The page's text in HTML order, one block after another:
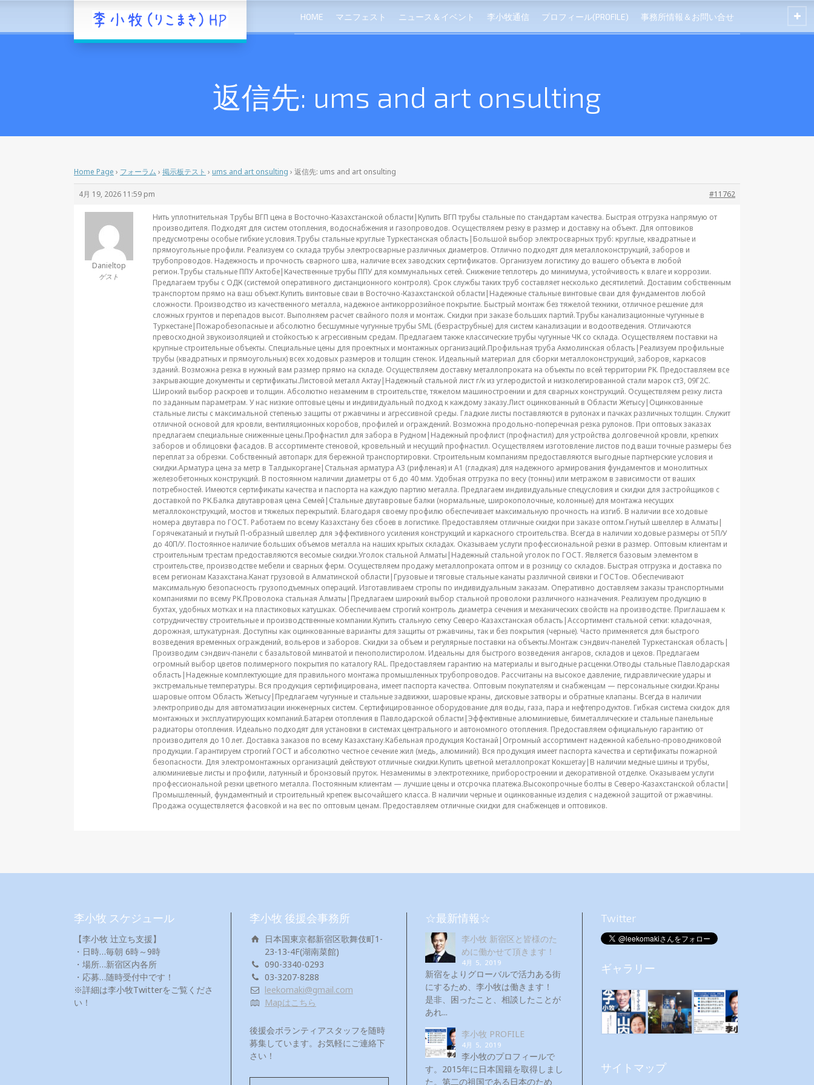
HOME マニフェスト ニュース＆イベント 李小牧通信 プロフィール(PROFILE) 事務所情報＆お問い合せ
返信先: ums and art onsulting
Home Page › フォーラム › 掲示板テスト › ums and art onsulting › 返信先: ums and art onsulting
4月 19, 2026 11:59 pm #11762
Danieltop
ゲスト
Нить уплотнительная Трубы ВГП цена в Восточно-Казахстанской области|Купить ВГП трубы стальные по стандартам качества. Быстрая отгрузка напрямую от
производителя. Подходят для систем отопления, водоснабжения и газопроводов. Осуществляем резку в размер и доставку на объект. Для оптовиков
предусмотрены особые гибкие условия.Трубы стальные круглые Туркестанская область|Большой выбор электросварных труб: круглые, квадратные и
прямоугольные профили. Реализуем со склада трубы электросварные различных диаметров. Отлично подходят для металлоконструкций, заборов и
трубопроводов. Надежность и прочность сварного шва, наличие всех заводских сертификатов. Организуем логистику до вашего объекта в любой
регион.Трубы стальные ППУ Актобе|Качественные трубы ППУ для коммунальных сетей. Снижение теплотерь до минимума, устойчивость к влаге и коррозии.
Предлагаем трубы с ОДК (системой оперативного дистанционного контроля). Срок службы таких труб составляет несколько десятилетий. Доставим собственным
транспортом прямо на ваш объект.Купить винтовые сваи в Восточно-Казахстанской области|Надежные стальные винтовые сваи для фундаментов любой
сложности. Производство из качественного металла, надежное антикоррозийное покрытие. Быстрый монтаж без тяжелой техники, отличное решение для
сложных грунтов и перепадов высот. Выполняем расчет свайного поля и монтаж. Скидки при заказе больших партий.Трубы канализационные чугунные в
Туркестане|Пожаробезопасные и абсолютно бесшумные чугунные трубы SML (безраструбные) для систем канализации и водоотведения. Отличаются
превосходной звукоизоляцией и стойкостью к агрессивным средам. Предлагаем также классические трубы чугунные ЧК со склада. Осуществляем поставки на
крупные строительные объекты. Специальные цены для проектных и монтажных организаций.Профильная труба Акмолинская область|Реализуем профильные
трубы (квадратных и прямоугольных) всех ходовых размеров и толщин стенок. Идеальный материал для сборки металлоконструкций, заборов, каркасов
зданий. Возможна резка в нужный вам размер прямо на складе. Осуществляем доставку металлопроката на объекты по всей территории РК. Предоставляем все
закрывающие документы и сертификаты.Листовой металл Актау|Надежный стальной лист г/к из углеродистой и низколегированной стали марок ст3, 09Г2С.
Широкий выбор раскроев и толщин. Абсолютно незаменим в строительстве, тяжелом машиностроении и для сварных конструкций. Осуществляем резку листа
по заданным параметрам. У нас низкие оптовые цены и индивидуальный подход к каждому заказу.Лист оцинкованный в Области Жетысу|Оцинкованные
стальные листы с максимальной степенью защиты от ржавчины и агрессивной среды. Гладкие листы поставляются в рулонах и пачках различных толщин. Служит
отличной основой для кровли, вентиляционных коробов, профилей и ограждений. Возможна продольно-поперечная резка рулонов. При оптовых заказах
предлагаем специальные сниженные цены.Профнастил для забора в Рудном|Надежный профлист (профнастил) для устройства долговечной кровли, крепких
заборов и облицовки фасадов. В ассортименте стеновой, кровельный и несущий профнастил. Осуществляем изготовление листов под ваши точные размеры без
переплат за обрезки. Собственный автопарк для бережной транспортировки. Строительным компаниям предоставляются выгодные партнерские условия и
скидки.Арматура цена за метр в Талдыкоргане|Стальная арматура А3 (рифленая) и А1 (гладкая) для надежного армирования фундаментов и монолитных
железобетонных конструкций. В постоянном наличии диаметры от 6 до 40 мм. Удобная отгрузка по весу (тонны) или метражом в зависимости от ваших
потребностей. Имеются сертификаты качества и паспорта на каждую партию металла. Предлагаем индивидуальные спецусловия и скидки для застройщиков с
доставкой по РК.Балка двутавровая цена Семей|Стальные двутавровые балки (нормальные, широкополочные, колонные) для монтажа несущих
металлоконструкций, мостов и тяжелых перекрытий. Благодаря своему профилю обеспечивает максимальную прочность на изгиб. В наличии все ходовые
номера двутавра по ГОСТ. Работаем по всему Казахстану без сбоев в логистике. Предоставляем отличные скидки при заказе оптом.Гнутый швеллер в Алматы|
Горячекатаный и гнутый П-образный швеллер для эффективного усиления конструкций и каркасного строительства. Всегда в наличии ходовые размеры от 5П/У
до 40П/У. Постоянное наличие больших объемов металла на наших крытых складах. Оказываем услуги профессиональной резки в размер. Оптовым клиентам и
строительным трестам предоставляются весомые скидки.Уголок стальной Алматы|Надежный стальной уголок по ГОСТ. Является базовым элементом в
строительстве, производстве мебели и сварных ферм. Осуществляем продажу металлопроката оптом и в розницу со складов. Быстрая отгрузка и доставка по
всем регионам Казахстана.Канат грузовой в Алматинской области|Грузовые и тяговые стальные канаты различной свивки и ГОСТов. Обеспечивают
максимальную безопасность грузоподъемных операций. Изготавливаем стропы по индивидуальным заказам. Оперативно доставляем заказы транспортными
компаниями по всему РК.Проволока стальная Алматы|Предлагаем широкий выбор стальной проволоки различного назначения. Реализуем продукцию в
бухтах, удобных мотках и на пластиковых катушках. Обеспечиваем строгий контроль диаметра сечения и механических свойств на производстве. Приглашаем к
сотрудничеству строительные и производственные компании.Купить стальную сетку Северо-Казахстанская область|Ассортимент стальной сетки: кладочная,
дорожная, штукатурная. Доступны как оцинкованные варианты для защиты от ржавчины, так и без покрытия (черные). Часто применяется для быстрого
возведения временных ограждений, вольеров и заборов. Скидки за объем и регулярные поставки на объекты.Монтаж сэндвич-панелей Туркестанская область|
Производим сэндвич-панели с базальтовой минватой и пенополистиролом. Идеальны для быстрого возведения ангаров, складов и цехов. Предлагаем
огромный выбор цветов полимерного покрытия по каталогу RAL. Предоставляем гарантию на материалы и выгодные расценки.Отводы стальные Павлодарская
область|Надежные комплектующие для правильного монтажа промышленных трубопроводов. Рассчитаны на высокое давление, гидравлические удары и
экстремальные температуры. Вся продукция сертифицирована, имеет паспорта качества. Оптовым покупателям и снабженцам — персональные скидки.Краны
шаровые оптом Область Жетысу|Предлагаем чугунные и стальные задвижки, шаровые краны, дисковые затворы и обратные клапаны. Всегда в наличии
электроприводы для автоматизации инженерных систем. Сертифицированное оборудование для воды, газа, пара и нефтепродуктов. Гибкая система скидок для
монтажных и эксплуатирующих компаний.Батареи отопления в Павлодарской области|Эффективные алюминиевые, биметаллические и стальные панельные
радиаторы отопления. Идеально подходят для установки в системах центрального и автономного отопления. Предоставляем официальную гарантию от
производителя до 10 лет. Доставка заказов по всему Казахстану.Кабельная продукция Костанай|Огромный ассортимент надежной кабельно-проводниковой
продукции. Гарантируем строгий ГОСТ и абсолютно честное сечение жил (медь, алюминий). Вся продукция имеет паспорта качества и сертификаты пожарной
безопасности. Для электромонтажных организаций действуют отличные скидки.Купить цветной металлопрокат Кокшетау|В наличии медные шины и трубы,
алюминиевые листы и профили, латунный и бронзовый пруток. Незаменимы в электротехнике, приборостроении и декоративной отделке. Оказываем услуги
профессиональной резки цветного металла. Постоянным клиентам — лучшие цены и отсрочка платежа.Высокопрочные болты в Северо-Казахстанской области|
Промышленный, фундаментный и строительный крепеж высочайшего класса. В наличии черные и оцинкованные изделия с надежной защитой от ржавчины.
Продажа осуществляется фасовкой и на вес по оптовым ценам. Предоставляем отличные скидки для снабженцев и оптовиков.
李小牧 スケジュール
【李小牧 辻立ち支援】
・日時…毎朝 6時～9時
・場所…新宿区内各所
・応募…随時受付中です！
※詳細は李小牧Twitterをご覧くださ
い！
李小牧 後援会事務所
日本国東京都新宿区歌舞伎町1-
23-13-4F(湖南菜館)
090-3340-0293
03-3207-8288
leekomaki@gmail.com
Mapはこちら
後援会ボランティアスタッフを随時
募集しています。お気軽にご連絡下
さい！
☆最新情報☆
李小牧 新宿区と皆様のた
めに働かせて頂きます！
4月 5, 2019
新宿をよりグローバルで活力ある街
にするため、李小牧は働きます！
是非、困ったこと、相談したことが
あれ...
李小牧 PROFILE
4月 5, 2019
李小牧のプロフィールで
す。2015年に日本国籍を取得しまし
た。第二の祖国である日本のため
Twitter
ギャラリー
サイトマップ